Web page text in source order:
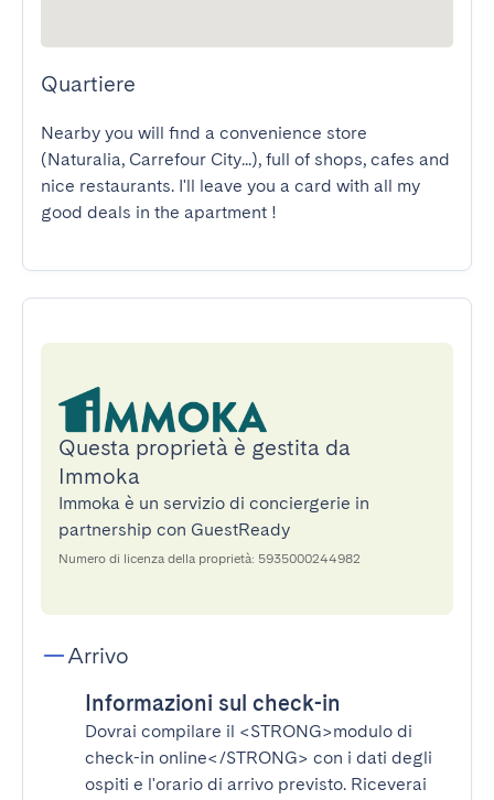
Quartiere
Nearby you will find a convenience store
(Naturalia, Carrefour City...), full of shops, cafes and
nice restaurants. I'll leave you a card with all my
good deals in the apartment !
Questa proprietà è gestita da
Immoka
Immoka è un servizio di conciergerie in
partnership con GuestReady
Numero di licenza della proprietà: 5935000244982
Arrivo
Informazioni sul check-in
Dovrai compilare il <STRONG>modulo di
check-in online</STRONG> con i dati degli
ospiti e l'orario di arrivo previsto. Riceverai